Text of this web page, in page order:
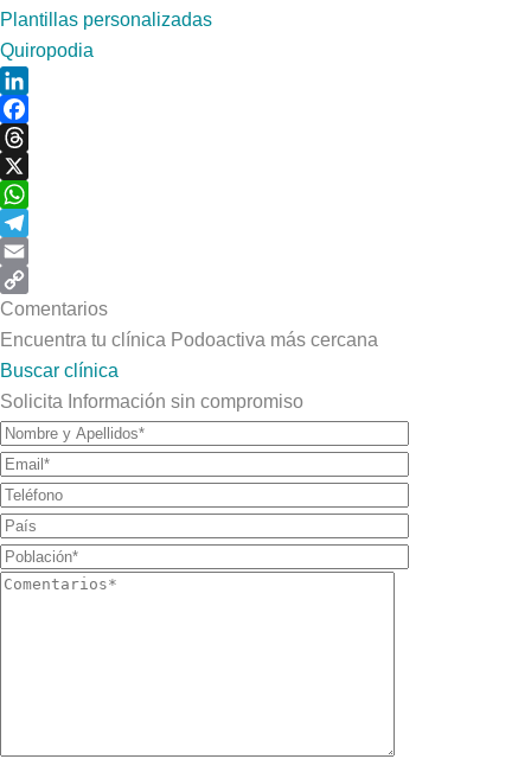
Plantillas personalizadas
Quiropodia
LinkedIn
Facebook
Threads
X
WhatsApp
Telegram
Email
Copy
Link
Comentarios
Encuentra tu clínica Podoactiva más cercana
Buscar clínica
Solicita Información sin compromiso